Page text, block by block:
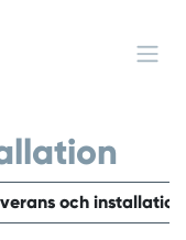
och installation